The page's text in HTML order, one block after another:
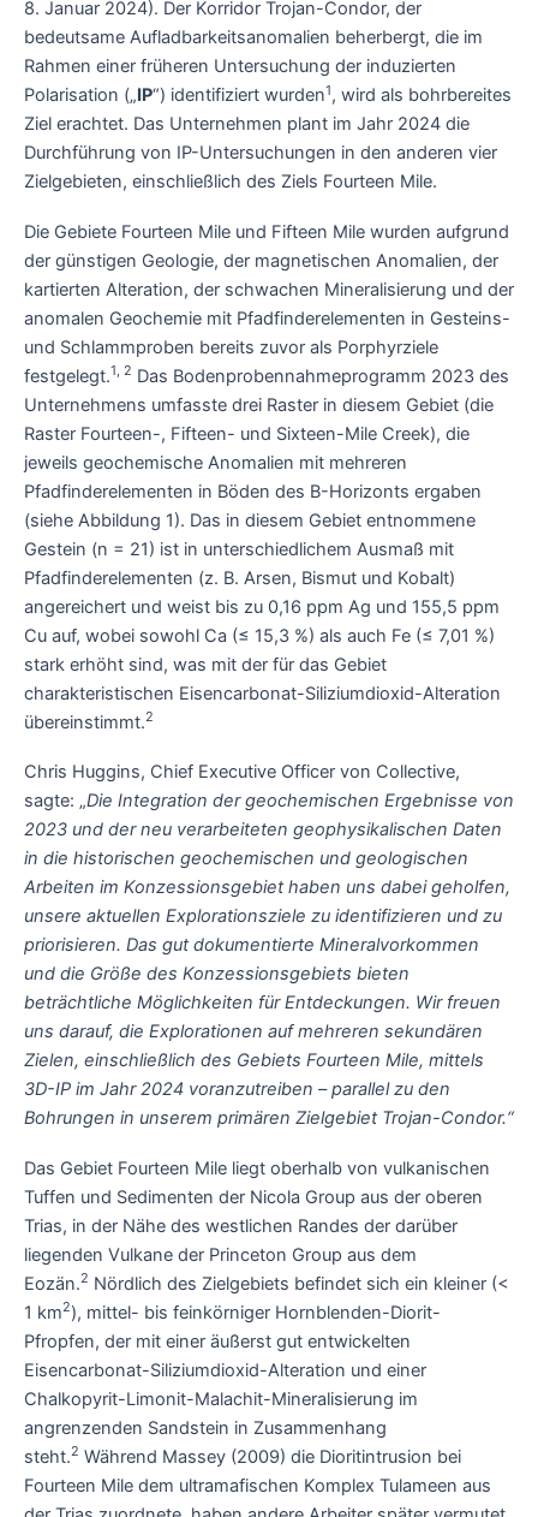
8. Januar 2024). Der Korridor Trojan-Condor, der
bedeutsame Aufladbarkeitsanomalien beherbergt, die im
Rahmen einer früheren Untersuchung der induzierten
Polarisation („IP“) identifiziert wurden1, wird als bohrbereites
Ziel erachtet. Das Unternehmen plant im Jahr 2024 die
Durchführung von IP-Untersuchungen in den anderen vier
Zielgebieten, einschließlich des Ziels Fourteen Mile.
Die Gebiete Fourteen Mile und Fifteen Mile wurden aufgrund
der günstigen Geologie, der magnetischen Anomalien, der
kartierten Alteration, der schwachen Mineralisierung und der
anomalen Geochemie mit Pfadfinderelementen in Gesteins-
und Schlammproben bereits zuvor als Porphyrziele
festgelegt.1, 2 Das Bodenprobennahmeprogramm 2023 des
Unternehmens umfasste drei Raster in diesem Gebiet (die
Raster Fourteen-, Fifteen- und Sixteen-Mile Creek), die
jeweils geochemische Anomalien mit mehreren
Pfadfinderelementen in Böden des B-Horizonts ergaben
(siehe Abbildung 1). Das in diesem Gebiet entnommene
Gestein (n = 21) ist in unterschiedlichem Ausmaß mit
Pfadfinderelementen (z. B. Arsen, Bismut und Kobalt)
angereichert und weist bis zu 0,16 ppm Ag und 155,5 ppm
Cu auf, wobei sowohl Ca (≤ 15,3 %) als auch Fe (≤ 7,01 %)
stark erhöht sind, was mit der für das Gebiet
charakteristischen Eisencarbonat-Siliziumdioxid-Alteration
übereinstimmt.2
Chris Huggins, Chief Executive Officer von Collective,
sagte: „Die Integration der geochemischen Ergebnisse von
2023 und der neu verarbeiteten geophysikalischen Daten
in die historischen geochemischen und geologischen
Arbeiten im Konzessionsgebiet haben uns dabei geholfen,
unsere aktuellen Explorationsziele zu identifizieren und zu
priorisieren. Das gut dokumentierte Mineralvorkommen
und die Größe des Konzessionsgebiets bieten
beträchtliche Möglichkeiten für Entdeckungen. Wir freuen
uns darauf, die Explorationen auf mehreren sekundären
Zielen, einschließlich des Gebiets Fourteen Mile, mittels
3D-IP im Jahr 2024 voranzutreiben – parallel zu den
Bohrungen in unserem primären Zielgebiet Trojan-Condor.“
Das Gebiet Fourteen Mile liegt oberhalb von vulkanischen
Tuffen und Sedimenten der Nicola Group aus der oberen
Trias, in der Nähe des westlichen Randes der darüber
liegenden Vulkane der Princeton Group aus dem
Eozän.2 Nördlich des Zielgebiets befindet sich ein kleiner (<
1 km2), mittel- bis feinkörniger Hornblenden-Diorit-
Pfropfen, der mit einer äußerst gut entwickelten
Eisencarbonat-Siliziumdioxid-Alteration und einer
Chalkopyrit-Limonit-Malachit-Mineralisierung im
angrenzenden Sandstein in Zusammenhang
steht.2 Während Massey (2009) die Dioritintrusion bei
Fourteen Mile dem ultramafischen Komplex Tulameen aus